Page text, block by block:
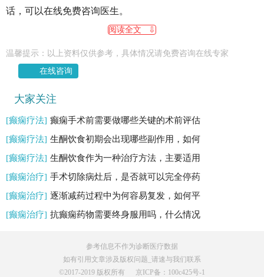
话，可以在线免费咨询医生。
阅读全文 ⇩
温馨提示：以上资料仅供参考，具体情况请免费咨询在线专家
在线咨询
大家关注
[癫痫疗法] 癫痫手术前需要做哪些关键的术前评估
[癫痫疗法] 生酮饮食初期会出现哪些副作用，如何
[癫痫疗法] 生酮饮食作为一种治疗方法，主要适用
[癫痫治疗] 手术切除病灶后，是否就可以完全停药
[癫痫治疗] 逐渐减药过程中为何容易复发，如何平
[癫痫治疗] 抗癫痫药物需要终身服用吗，什么情况
参考信息不作为诊断医疗数据
如有引用文章涉及版权问题_请速与我们联系
©️2017-2019 版权所有
京ICP备：100c425号-1